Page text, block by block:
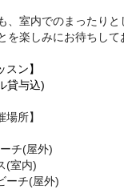
、室内でのまったりと
を楽しみにお待ちして
スン】
貸与込)
場所】
チ(屋外)
(室内)
ーチ(屋外)